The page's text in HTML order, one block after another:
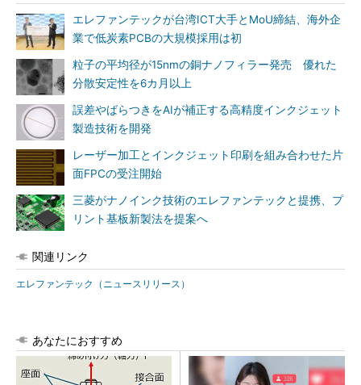
エレファンテックが台湾ICT大手とMoU締結、海外企
業で低炭素PCBの大規模採用は初
粒子の平均径が15nmの銅ナノフィラー発売 優れた
分散安定性を6カ月以上
誤差やばらつきをAIが補正する高精度インクジェット
製造技術を開発
レーザー加工とインクジェット印刷を組み合わせた片
面FPCの受注開始
三菱がナノインク技術のエレファンテックと提携、プ
リント基板新製法を提案へ
関連リンク
エレファンテック（ニュースリリース）
あなたにおすすめ